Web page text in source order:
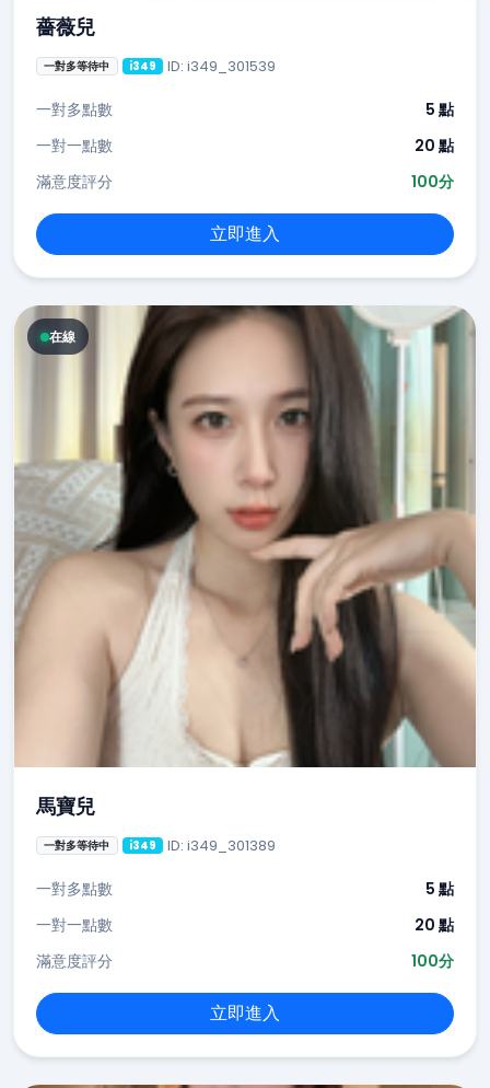
薔薇兒
一對多等待中 i349 ID: i349_301539
一對多點數
5 點
一對一點數
20 點
滿意度評分
100分
立即進入
在線
馬寶兒
一對多等待中 i349 ID: i349_301389
一對多點數
5 點
一對一點數
20 點
滿意度評分
100分
立即進入